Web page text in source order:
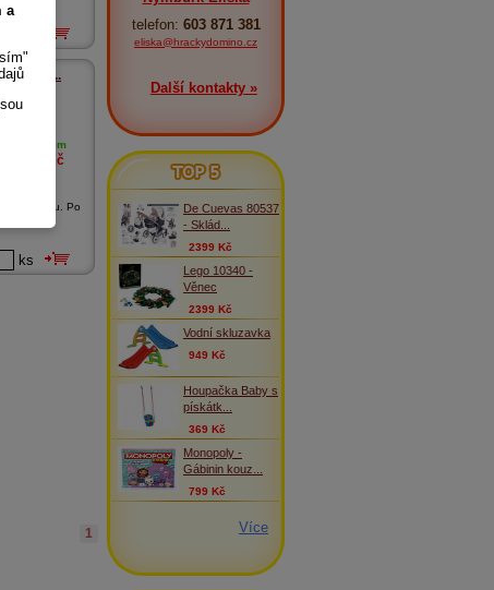
de...
skladem
Kč
z plastu. Po
ks
1
telefon: 603 871 381
eliska@hrackydomino.cz
Další kontakty »
TOP 5
De Cuevas 80537
- Sklád...
2399 Kč
Lego 10340 -
Věnec
2399 Kč
Vodní skluzavka
949 Kč
Houpačka Baby s
pískátk...
369 Kč
Monopoly -
Gábinin kouz...
799 Kč
Více
a